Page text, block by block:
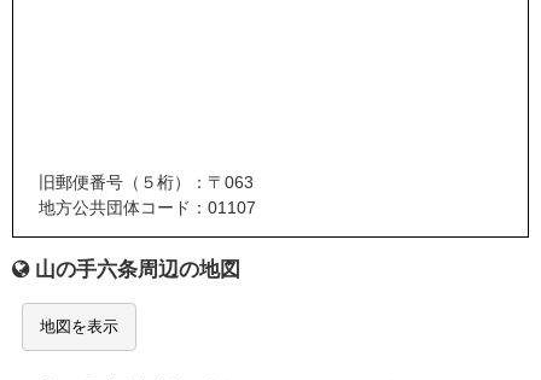
旧郵便番号（５桁）：〒063
地方公共団体コード：01107
山の手六条周辺の地図
地図を表示